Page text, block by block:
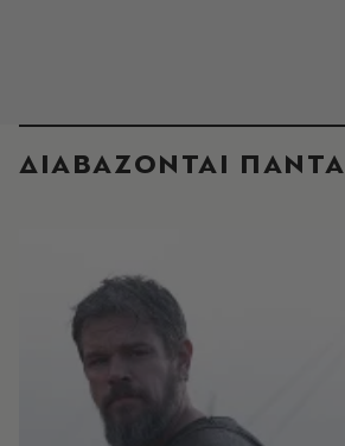
ΔΙΑΒΑΖΟΝΤΑΙ ΠΑΝΤΑ